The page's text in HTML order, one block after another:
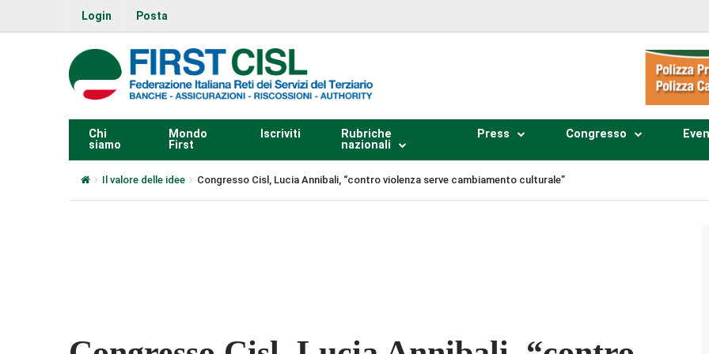
Login Posta
Chi
siamo
Mondo
First
Iscriviti
Rubriche
nazionali
Press Congresso
Il valore delle idee Congresso Cisl, Lucia Annibali, “contro violenza serve cambiamento culturale”